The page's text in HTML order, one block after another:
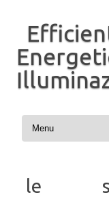
Vai al contenuto
le